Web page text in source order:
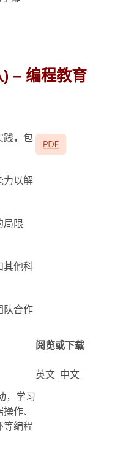
– 编程教育
践，包
力以解
局限
其他科
队合作
阅览或下载
，学习
作、
等编程
英文 中文